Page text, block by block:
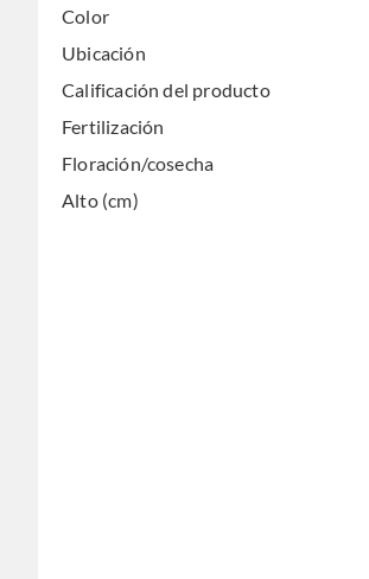
Color
Ubicación
Calificación del producto
Fertilización
Floración/cosecha
Alto (cm)